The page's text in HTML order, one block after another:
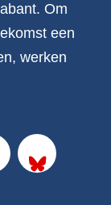
Om
een
werken